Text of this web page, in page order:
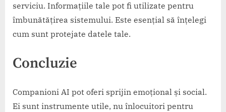
serviciu. Informațiile tale pot fi utilizate pentru
îmbunătățirea sistemului. Este esențial să înțelegi
cum sunt protejate datele tale.
Concluzie
Companioni AI pot oferi sprijin emoțional și social.
Ei sunt instrumente utile, nu înlocuitori pentru